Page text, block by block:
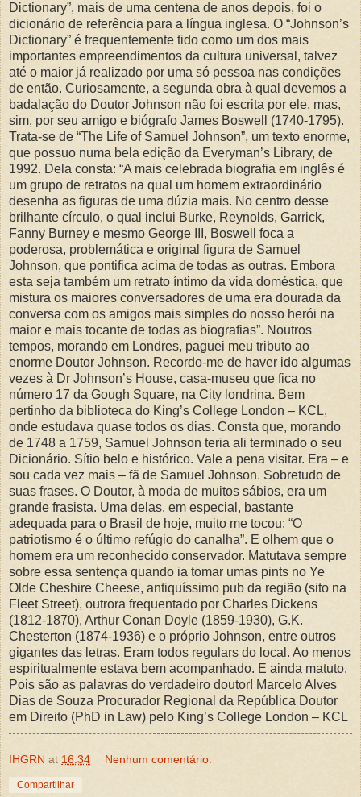
Dictionary”, mais de uma centena de anos depois, foi o
dicionário de referência para a língua inglesa. O “Johnson’s
Dictionary” é frequentemente tido como um dos mais
importantes empreendimentos da cultura universal, talvez
até o maior já realizado por uma só pessoa nas condições
de então. Curiosamente, a segunda obra à qual devemos a
badalação do Doutor Johnson não foi escrita por ele, mas,
sim, por seu amigo e biógrafo James Boswell (1740-1795).
Trata-se de “The Life of Samuel Johnson”, um texto enorme,
que possuo numa bela edição da Everyman’s Library, de
1992. Dela consta: “A mais celebrada biografia em inglês é
um grupo de retratos na qual um homem extraordinário
desenha as figuras de uma dúzia mais. No centro desse
brilhante círculo, o qual inclui Burke, Reynolds, Garrick,
Fanny Burney e mesmo George III, Boswell foca a
poderosa, problemática e original figura de Samuel
Johnson, que pontifica acima de todas as outras. Embora
esta seja também um retrato íntimo da vida doméstica, que
mistura os maiores conversadores de uma era dourada da
conversa com os amigos mais simples do nosso herói na
maior e mais tocante de todas as biografias”. Noutros
tempos, morando em Londres, paguei meu tributo ao
enorme Doutor Johnson. Recordo-me de haver ido algumas
vezes à Dr Johnson’s House, casa-museu que fica no
número 17 da Gough Square, na City londrina. Bem
pertinho da biblioteca do King’s College London – KCL,
onde estudava quase todos os dias. Consta que, morando
de 1748 a 1759, Samuel Johnson teria ali terminado o seu
Dicionário. Sítio belo e histórico. Vale a pena visitar. Era – e
sou cada vez mais – fã de Samuel Johnson. Sobretudo de
suas frases. O Doutor, à moda de muitos sábios, era um
grande frasista. Uma delas, em especial, bastante
adequada para o Brasil de hoje, muito me tocou: “O
patriotismo é o último refúgio do canalha”. E olhem que o
homem era um reconhecido conservador. Matutava sempre
sobre essa sentença quando ia tomar umas pints no Ye
Olde Cheshire Cheese, antiquíssimo pub da região (sito na
Fleet Street), outrora frequentado por Charles Dickens
(1812-1870), Arthur Conan Doyle (1859-1930), G.K.
Chesterton (1874-1936) e o próprio Johnson, entre outros
gigantes das letras. Eram todos regulars do local. Ao menos
espiritualmente estava bem acompanhado. E ainda matuto.
Pois são as palavras do verdadeiro doutor! Marcelo Alves
Dias de Souza Procurador Regional da República Doutor
em Direito (PhD in Law) pelo King’s College London – KCL
IHGRN at 16:34 Nenhum comentário:
Compartilhar